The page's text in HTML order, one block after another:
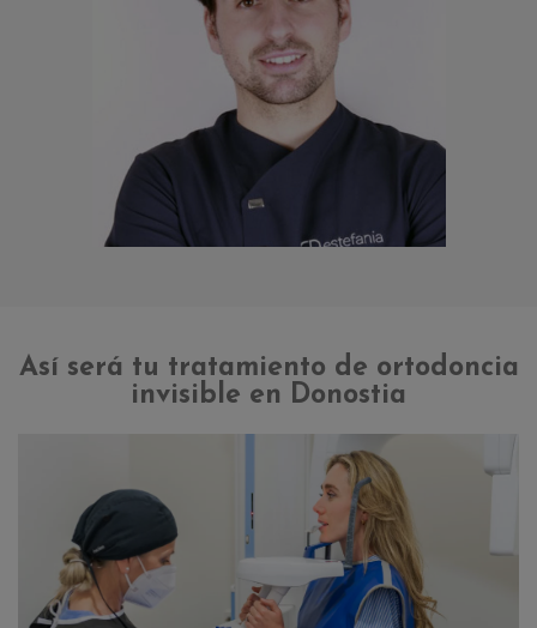
Así será tu tratamiento de ortodoncia
invisible en Donostia